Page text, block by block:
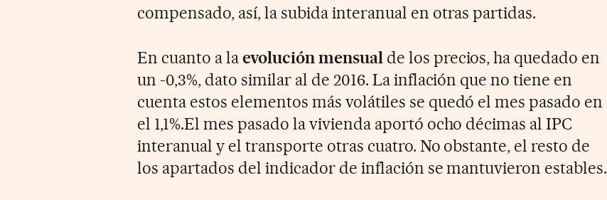
compensado, así, la subida interanual en otras partidas.
En cuanto a laevolución mensualde los precios, ha quedado en
un -0,3%, dato similar al de 2016. La inflación que no tiene en
cuenta estos elementos más volátiles se quedó el mes pasado en
el 1,1%.El mes pasado la vivienda aportó ocho décimas al IPC
interanual y el transporte otras cuatro. No obstante, el resto de
los apartados del indicador de inflación se mantuvieron estables.